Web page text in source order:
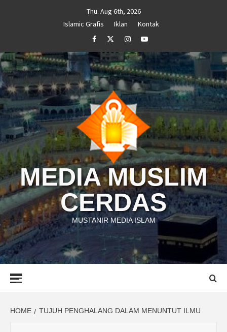
Thu. Aug 6th, 2026
Islamic Grafis
Iklan
Kontak
FacebookTwitterInstagramYoutube
MEDIA MUSLIM
CERDAS
MUSTANIR MEDIA ISLAM
HOME TUJUH PENGHALANG DALAM MENUNTUT ILMU